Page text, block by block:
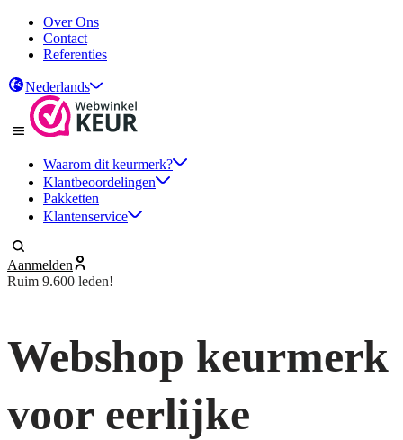
Over Ons
Contact
Referenties
Nederlands
Waarom dit keurmerk?
Klantbeoordelingen
Pakketten
Klantenservice
Aanmelden
Ruim 9.600 leden!
Webshop keurmerk
voor eerlijke